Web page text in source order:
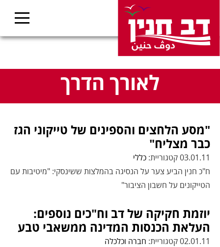
לאורך הדרך
"מסע הלחצים והספינים של טייקוני הגז
כבר מצליח"
03.01.11 קטגוריית:
כללי
ח"כ חנין הביע צער על הנסיגה בהמלצות ששינסקי: "מיטיבות עם
הטייקונים על חשבון הציבור"
יוזמת חקיקה של דב וח"כים נוספים:
העלאת הכנסות המדינה ממשאבי טבע
02.01.11 קטגוריית:
חברה וכלכלה